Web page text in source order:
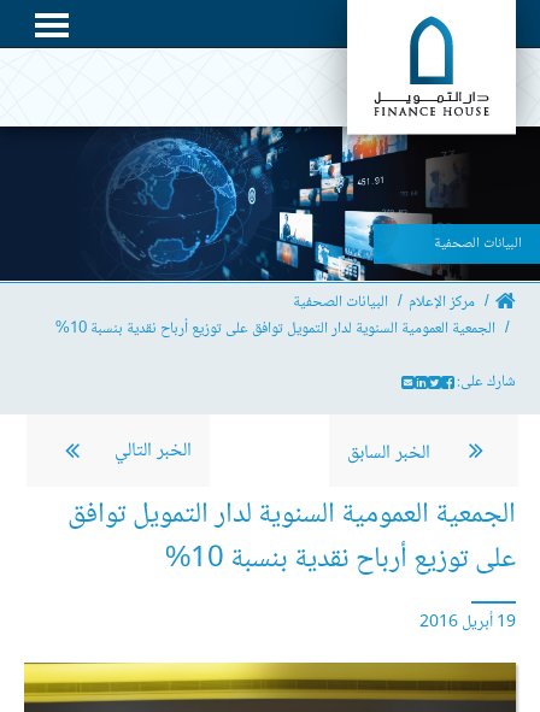
البيانات الصحفية
مركز الإعلام
البيانات الصحفية
الجمعية العمومية السنوية لدار التمويل توافق على توزيع أرباح نقدية بنسبة 10%
شارك على:
الخبر السابق الخبر التالي
الجمعية العمومية السنوية لدار التمويل توافق
على توزيع أرباح نقدية بنسبة 10%
19 أبريل 2016